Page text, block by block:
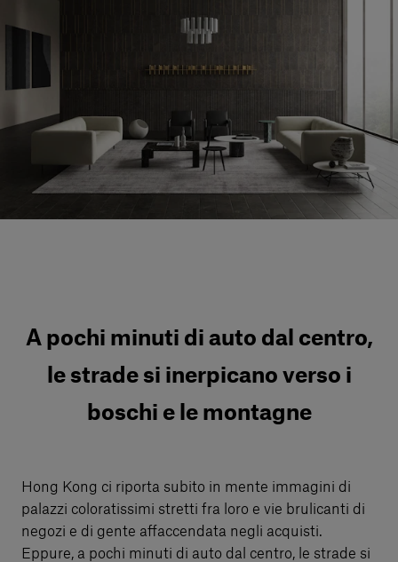
Chi siamo
Accedi
A pochi minuti di auto dal centro,
le strade si inerpicano verso i
boschi e le montagne
Hong Kong ci riporta subito in mente immagini di
palazzi coloratissimi stretti fra loro e vie brulicanti di
negozi e di gente affaccendata negli acquisti.
Eppure, a pochi minuti di auto dal centro, le strade si